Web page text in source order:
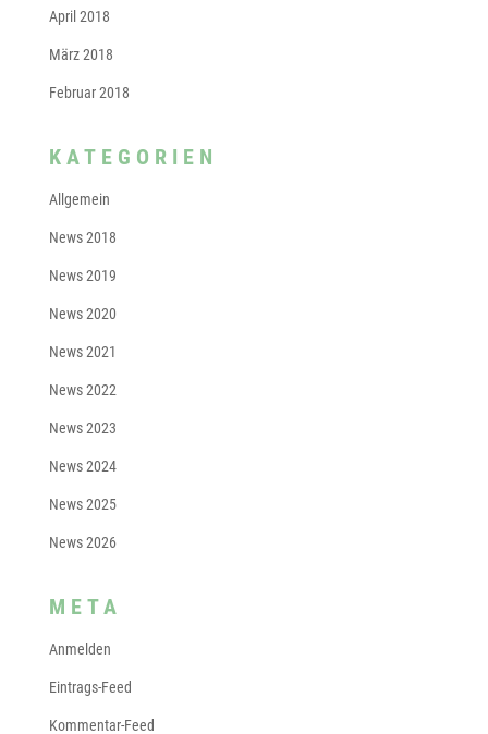
April 2018
März 2018
Februar 2018
KATEGORIEN
Allgemein
News 2018
News 2019
News 2020
News 2021
News 2022
News 2023
News 2024
News 2025
News 2026
META
Anmelden
Eintrags-Feed
Kommentar-Feed